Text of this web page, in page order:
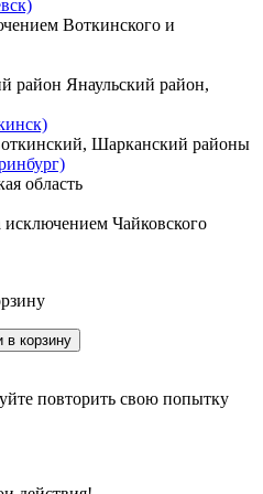
Воткинского и
район Янаульский район,
Шарканский районы
область
Чайковского
повторить свою попытку